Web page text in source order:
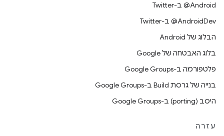
‎@Android ב-Twitter
‎@AndroidDev ב-Twitter
הבלוג של Android
בלוג האבטחה של Google
פלטפורמה ב-Google Groups
בנייה של גרסת Build ב-Google Groups
היסב (porting) ב-Google Groups
עזרה